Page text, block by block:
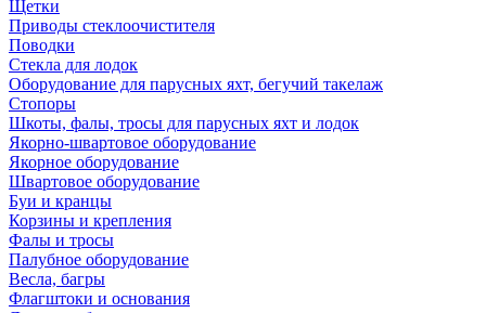
Щетки
Приводы стеклоочистителя
Поводки
Стекла для лодок
Оборудование для парусных яхт, бегучий такелаж
Стопоры
Шкоты, фалы, тросы для парусных яхт и лодок
Якорно-швартовое оборудование
Якорное оборудование
Швартовое оборудование
Буи и кранцы
Корзины и крепления
Фалы и тросы
Палубное оборудование
Весла, багры
Флагштоки и основания